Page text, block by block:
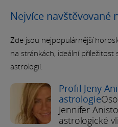
Nejvíce navštěvované
Zde jsou nejpopulárnější
na stránkách, ideální příležitost
astrologií.
Profil Jeny
astrologie
Jennifer
astrologické